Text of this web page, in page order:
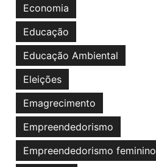
Economia
Educação
Educação Ambiental
Eleições
Emagrecimento
Empreendedorismo
Empreendedorismo feminino